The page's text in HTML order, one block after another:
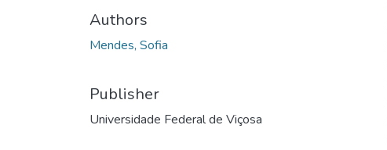
Authors
Mendes, Sofia
Publisher
Universidade Federal de Viçosa